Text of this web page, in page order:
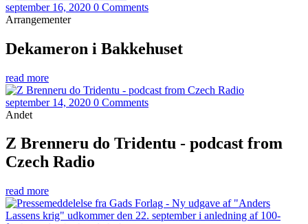
september 16, 2020 0 Comments
Arrangementer
Dekameron i Bakkehuset
read more
september 14, 2020 0 Comments
Andet
Z Brenneru do Tridentu - podcast from
Czech Radio
read more